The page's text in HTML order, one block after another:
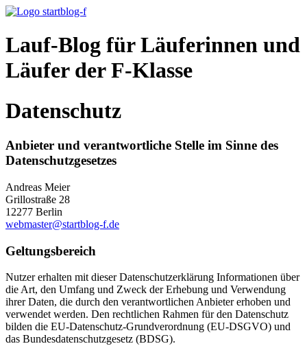
Lauf-Blog für Läuferinnen und
Läufer der F-Klasse
Datenschutz
Anbieter und verantwortliche Stelle im Sinne des
Datenschutzgesetzes
Andreas Meier
Grillostraße 28
12277 Berlin
webmaster@startblog-f.de
Geltungsbereich
Nutzer erhalten mit dieser Datenschutzerklärung Informationen über
die Art, den Umfang und Zweck der Erhebung und Verwendung
ihrer Daten, die durch den verantwortlichen Anbieter erhoben und
verwendet werden. Den rechtlichen Rahmen für den Datenschutz
bilden die EU-Datenschutz-Grundverordnung (EU-DSGVO) und
das Bundesdatenschutzgesetz (BDSG).